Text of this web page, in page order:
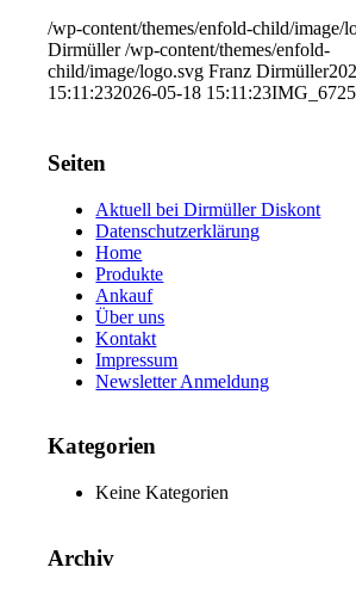
/wp-content/themes/enfold-child/image/
Dirmüller /wp-content/themes/enfold-
child/image/logo.svg Franz Dirmüller
15:11:232026-05-18 15:11:23IMG_6725
Seiten
Aktuell bei Dirmüller Diskont
Datenschutzerklärung
Home
Produkte
Ankauf
Über uns
Kontakt
Impressum
Newsletter Anmeldung
Kategorien
Keine Kategorien
Archiv